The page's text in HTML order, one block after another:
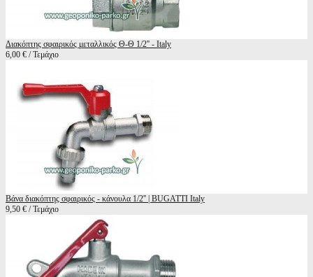
Διακόπτης σφαιρικός μεταλλικός Θ-Θ 1/2'' - Italy
6,00 € / Τεμάχιο
Βάνα διακόπτης σφαιρικός - κάνουλα 1/2'' | BUGATTI Italy
9,50 € / Τεμάχιο